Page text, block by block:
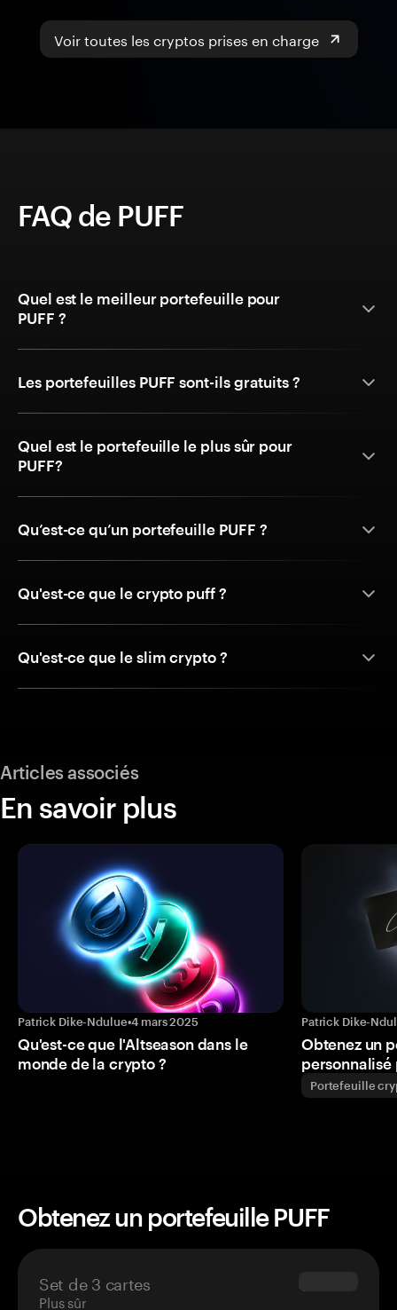
Voir toutes les cryptos prises en charge
FAQ de PUFF
Quel est le meilleur portefeuille pour
PUFF ?
Les portefeuilles PUFF sont-ils gratuits ?
Quel est le portefeuille le plus sûr pour
PUFF?
Qu’est-ce qu’un portefeuille PUFF ?
Qu'est-ce que le crypto puff ?
Qu'est-ce que le slim crypto ?
Articles associés
En savoir plus
Patrick Dike-Ndulue•4 mars 2025
Qu'est-ce que l'Altseason dans le
monde de la crypto ?
Patrick Dike-
Obtenez un
personnalisé
Portefeuille
Obtenez un portefeuille PUFF
Set de 3 cartes
Plus sûr
$69.90